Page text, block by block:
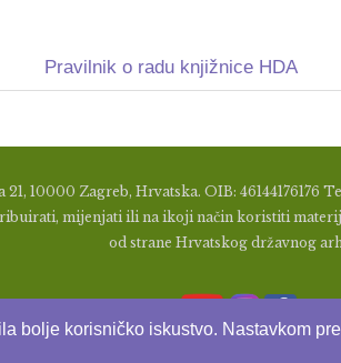
bolje korisničko iskustvo. Nastavkom
Pravilnik o radu knjižnice HDA
10000 Zagreb, Hrvatska. OIB: 46144176176
mijenjati ili na ikoji način koristiti
od strane Hrvatskog državnog